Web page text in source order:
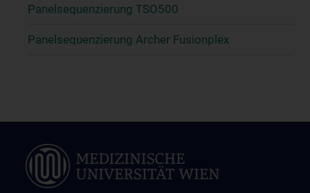
Panelsequenzierung TSO500
Panelsequenzierung Archer Fusionplex